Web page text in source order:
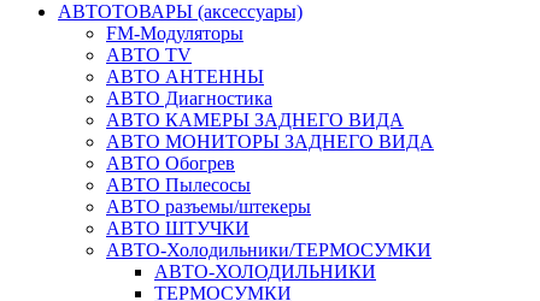
АВТОТОВАРЫ (аксессуары)
FM-Модуляторы
АВТО TV
АВТО АНТЕННЫ
АВТО Диагностика
АВТО КАМЕРЫ ЗАДНЕГО ВИДА
АВТО МОНИТОРЫ ЗАДНЕГО ВИДА
АВТО Обогрев
АВТО Пылесосы
АВТО разъемы/штекеры
АВТО ШТУЧКИ
АВТО-Холодильники/ТЕРМОСУМКИ
АВТО-ХОЛОДИЛЬНИКИ
ТЕРМОСУМКИ